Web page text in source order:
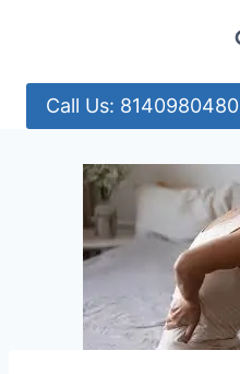
Call Us: 8140980480